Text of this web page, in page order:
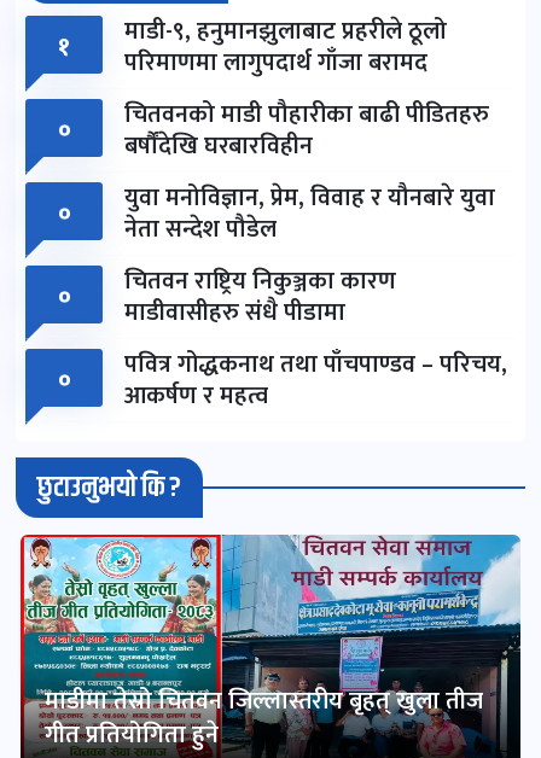
१ माडी-९, हनुमानझुलाबाट प्रहरीले ठूलो
परिमाणमा लागुपदार्थ गाँजा बरामद
०
चितवनको माडी पौहारीका बाढी पीडितहरु
बर्षौंदेखि घरबारविहीन
०
युवा मनोविज्ञान, प्रेम, विवाह र यौनबारे युवा
नेता सन्देश पौडेल
०
चितवन राष्ट्रिय निकुञ्जका कारण
माडीवासीहरु संधै पीडामा
०
पवित्र गोद्धकनाथ तथा पाँचपाण्डव – परिचय,
आकर्षण र महत्व
छुटाउनुभयो कि ?
माडीमा तेस्रो चितवन जिल्लास्तरीय बृहत् खुला तीज
गीत प्रतियोगिता हुने